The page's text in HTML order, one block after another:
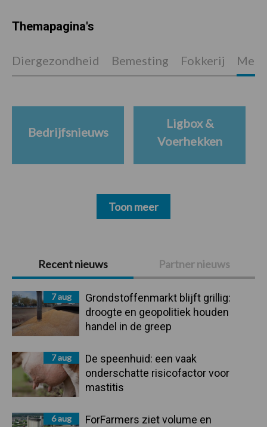
Primaire
Sidebar
Recent nieuws Partner nieuws
7 aug
Grondstoffenmarkt blijft grillig:
droogte en geopolitiek houden
handel in de greep
7 aug
De speenhuid: een vaak
onderschatte risicofactor voor
mastitis
6 aug
ForFarmers ziet volume en
Themapagina's
Diergezondheid Bemesting Fokkerij
Bedrijfsnieuws
Ligbox &
Voerhekken
Toon meer